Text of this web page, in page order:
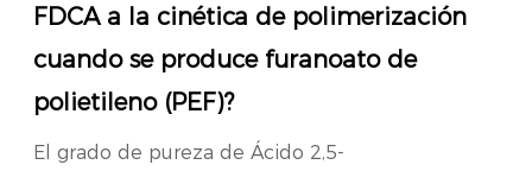
FDCA a la cinética de polimerización
cuando se produce furanoato de
polietileno (PEF)?
El grado de pureza de Ácido 2,5-